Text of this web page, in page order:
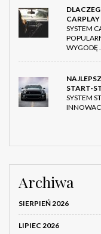
SYSTEM
WYGODĘ
START-
SYSTEM
Archiwa
SIERPIEŃ 2026
LIPIEC 2026